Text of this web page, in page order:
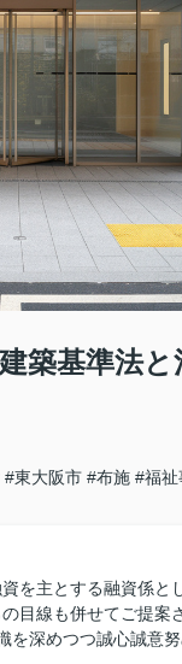
築基準法
#東大阪市 #布施 #福祉
を主とする融資係と
目線も併せてご提案
深めつつ誠心誠意努